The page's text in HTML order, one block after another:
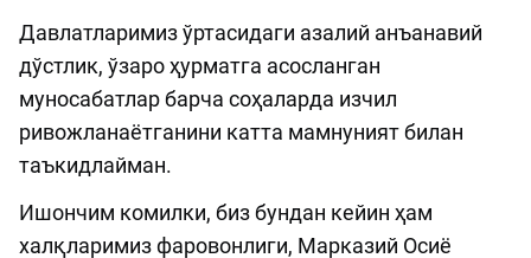
Давлатларимиз ўртасидаги азалий анъанавий
дўстлик, ўзаро ҳурматга асосланган
муносабатлар барча соҳаларда изчил
ривожланаётганини катта мамнуният билан
таъкидлайман.
Ишончим комилки, биз бундан кейин ҳам
халқларимиз фаровонлиги, Марказий Осиё